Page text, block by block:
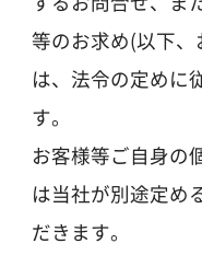
等のお求め(以下
は、法令の定めに
す。
お客様等ご自身の
は当社が別途定め
だきます。